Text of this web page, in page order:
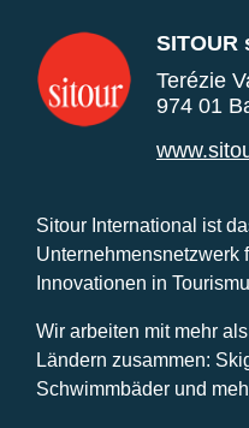
SITOUR
Terézie
974 01
Sitour International ist
Unternehmensnetzwerk
Innovationen in
Wir arbeiten mit mehr
Ländern zusammen:
Schwimmbäder und